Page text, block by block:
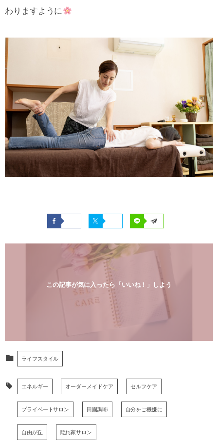
わりますように
この記事が気に入ったら「いいね！」しよう
ライフスタイル
エネルギー オーダーメイドケア セルフケア
プライベートサロン 田園調布 自分をご機嫌に
自由が丘 隠れ家サロン